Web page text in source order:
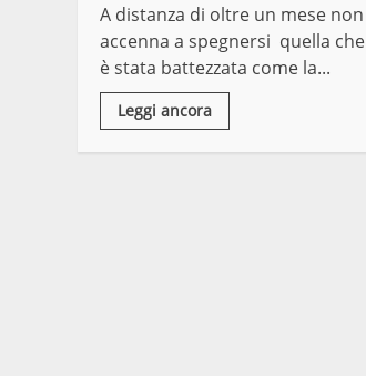
A distanza di oltre un mese non
accenna a spegnersi quella che
è stata battezzata come la...
Leggi ancora